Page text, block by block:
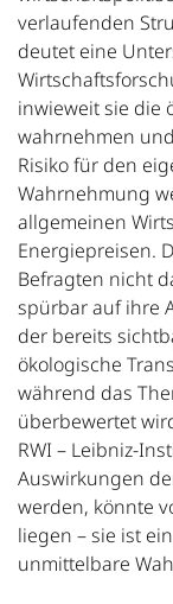
verlaufenden
deutet eine
inwieweit sie die
wahrnehmen
Risiko für den
Wahrnehmung
allgemeinen
Energiepreisen.
Befragten nicht
spürbar auf ihre
der bereits
ökologische
während das
überbewertet
RWI – Leibniz-
Auswirkungen
werden, könnte
liegen – sie ist
unmittelbare